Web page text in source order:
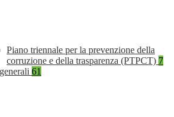
Piano triennale per la prevenzione della
corruzione e della trasparenza (PTPCT) 7
61